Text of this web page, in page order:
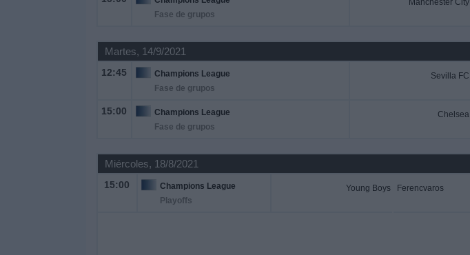
Fase de grupos
Manchester City
Martes, 14/9/2021
12:45
Champions League
Fase de grupos
Sevilla FC
15:00
Champions League
Fase de grupos
Chelsea
Miércoles, 18/8/2021
15:00
Champions League
Playoffs
Young Boys Ferencvaros